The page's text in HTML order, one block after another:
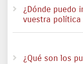
¿Dónde puedo
vuestra política
¿Qué son los